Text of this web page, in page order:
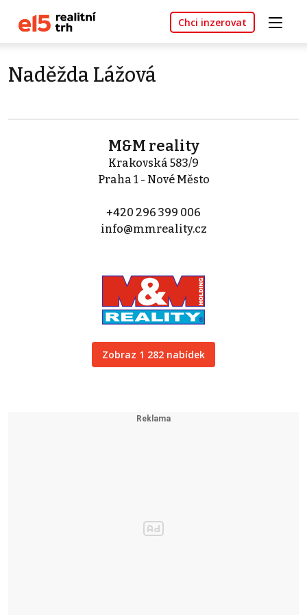
Chci inzerovat
Naděžda Lážová
M&M reality
Krakovská 583/9
Praha 1 - Nové Město
+420 296 399 006
info@mmreality.cz
Zobraz 1 282 nabídek